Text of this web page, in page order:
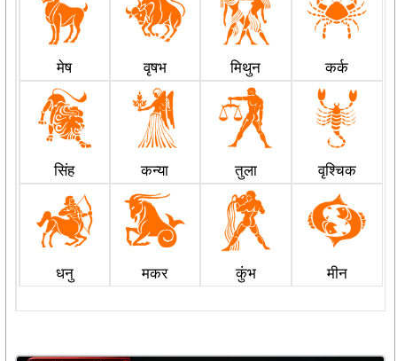
मेष वृषभ मिथुन कर्क
सिंह कन्या तुला वृश्चिक
धनु मकर कुंभ मीन